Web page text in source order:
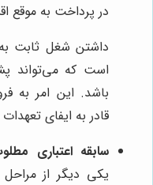
در پرداخت به موقع
داشتن شغل ثابت به
است که می‌تواند
باشد. این امر به
قادر به ایفای
سابقه اعتباری
یکی دیگر از